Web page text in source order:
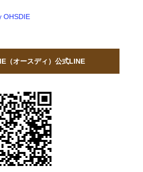
OHSDIE
（オースディ）公式LINE